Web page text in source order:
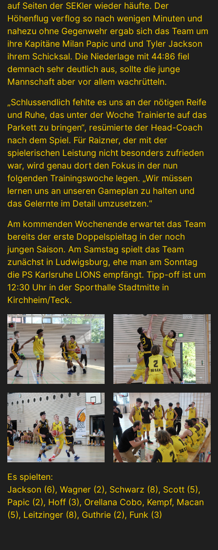
auf Seiten der SEKler wieder häufte. Der
Höhenflug verflog so nach wenigen Minuten und
nahezu ohne Gegenwehr ergab sich das Team um
ihre Kapitäne Milan Papic und und Tyler Jackson
ihrem Schicksal. Die Niederlage mit 44:86 fiel
demnach sehr deutlich aus, sollte die junge
Mannschaft aber vor allem wachrütteln.
„Schlussendlich fehlte es uns an der nötigen Reife
und Ruhe, das unter der Woche Trainierte auf das
Parkett zu bringen“, resümierte der Head-Coach
nach dem Spiel. Für Raizner, der mit der
spielerischen Leistung nicht besonders zufrieden
war, wird genau dort den Fokus in der nun
folgenden Trainingswoche legen. „Wir müssen
lernen uns an unseren Gameplan zu halten und
das Gelernte im Detail umzusetzen.“
Am kommenden Wochenende erwartet das Team
bereits der erste Doppelspieltag in der noch
jungen Saison. Am Samstag spielt das Team
zunächst in Ludwigsburg, ehe man am Sonntag
die PS Karlsruhe LIONS empfängt. Tipp-off ist um
12:30 Uhr in der Sporthalle Stadtmitte in
Kirchheim/Teck.
Es spielten:
Jackson (6), Wagner (2), Schwarz (8), Scott (5),
Papic (2), Hoff (3), Orellana Cobo, Kempf, Macan
(5), Leitzinger (8), Guthrie (2), Funk (3)